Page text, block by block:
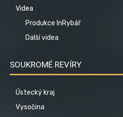
Videa
Produkce InRybář
Další videa
SOUKROMÉ REVÍRY
Ústecký kraj
Vysočina